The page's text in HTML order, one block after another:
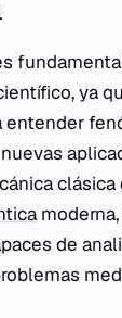
ya
entender
de